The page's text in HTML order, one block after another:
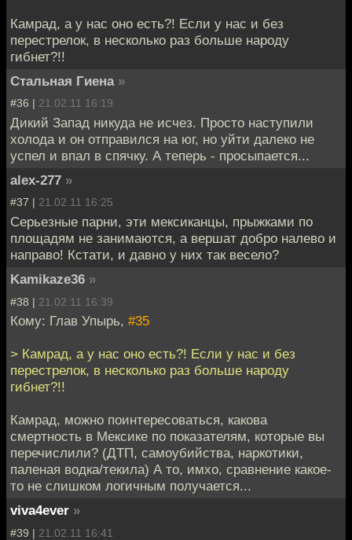
Камрад, а у нас оно есть?! Если у нас и без
перестрелок, в несколько раз больше народу
гибнет?!!
Стальная Гиена »
#36 | 21.02.11 16:19
Дикий Запад никуда не исчез. Просто наступили
холода и он отправился на юг, но уйти далеко не
успел и впал в спячку. А теперь - просыпается...
alex-277 »
#37 | 21.02.11 16:25
Серьезные парни, эти мексиканцы, прыжками по
площадям не занимаются, а вершат добро налево и
направо! Кстати, и давно у них так весело?
Kamikaze36 »
#38 | 21.02.11 16:39
Кому: Глав Упырь, #35
> Камрад, а у нас оно есть?! Если у нас и без
перестрелок, в несколько раз больше народу
гибнет?!!
Камрад, можно поинтересоваться, какова
смертность в Мексике по показателям, которые вы
перечислили? (ДТП, самоубийства, наркотики,
паленая водка/текила) А то, имхо, сравнение какое-
то не слишком логичным получается...
viva4ever »
#39 | 21.02.11 16:41